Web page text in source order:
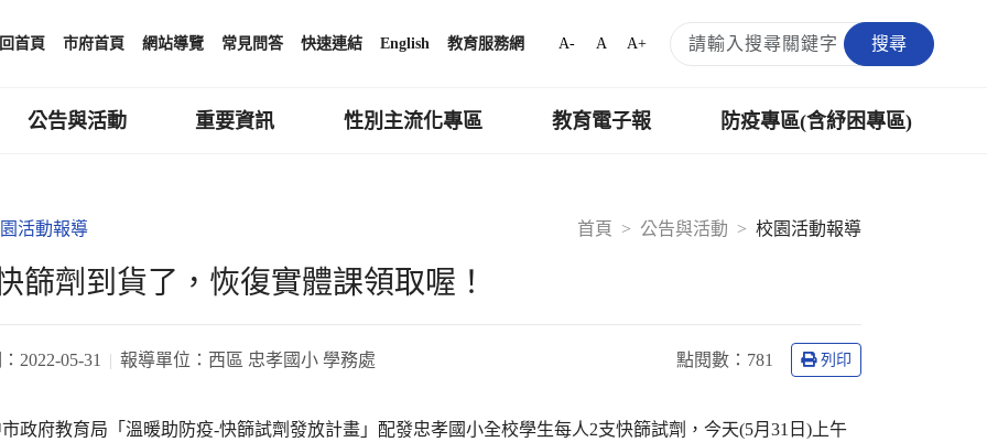
回首頁 市府首頁 網站導覽 常見問答 快速連結 English 教育服務網 A- A A+ 搜尋
公告與活動 重要資訊 性別主流化專區 教育電子報 防疫專區(含紓困專區)
首頁 公告與活動 校園活動報導
活動報導
篩劑到貨了，恢復實體課領取喔！
2022-05-31 報導單位： 西區 忠孝國小 學務處 點閱數： 781 列印
政府教育局「溫暖助防疫-快篩試劑發放計畫」配發忠孝國小全校學生每人2支快篩試劑，今天(5月31日)上午